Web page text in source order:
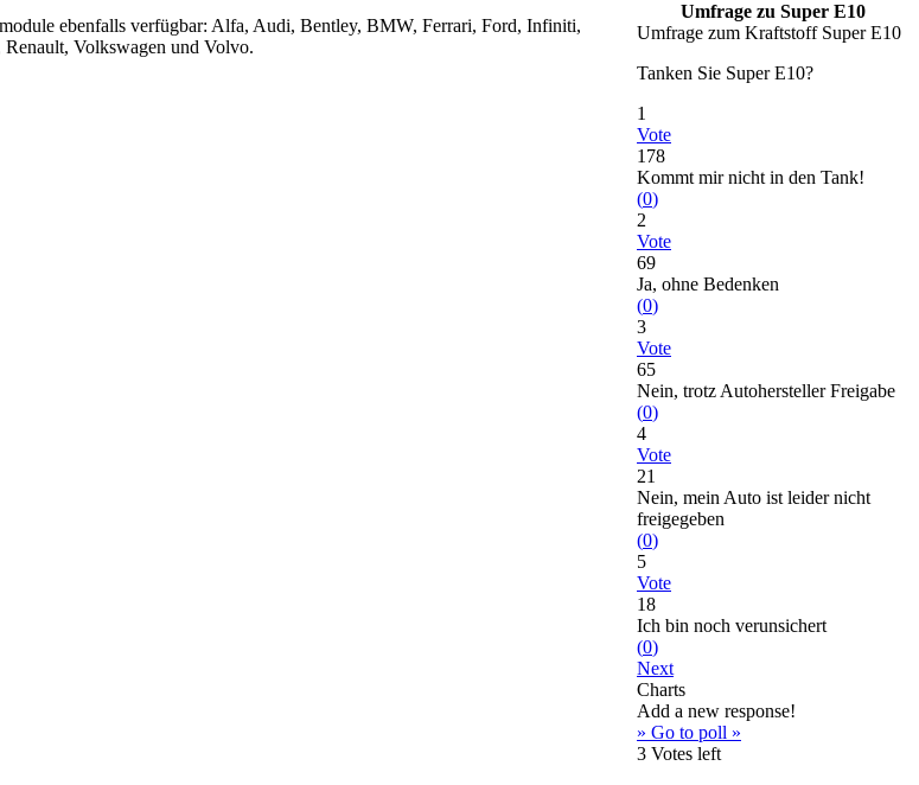
ebenfalls verfügbar: Alfa, Audi, Bentley, BMW, Ferrari, Ford, Infiniti,
Volkswagen und Volvo.
Umfrage zu Super E10
Umfrage zum Kraftstoff Super E10
Tanken Sie Super E10?
1
Vote
178
Kommt mir nicht in den Tank!
(0)
2
Vote
69
Ja, ohne Bedenken
(0)
3
Vote
65
Nein, trotz Autohersteller Freigabe
(0)
4
Vote
21
Nein, mein Auto ist leider nicht
freigegeben
(0)
5
Vote
18
Ich bin noch verunsichert
(0)
Next
Charts
Add a new response!
» Go to poll »
3 Votes left